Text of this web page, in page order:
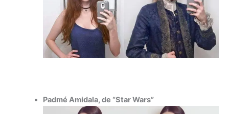
Padmé Amidala, de “Star Wars”